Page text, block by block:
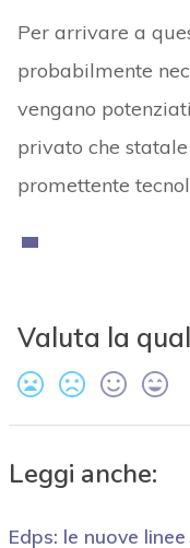
Per arrivare a
probabilmente
vengano
privato che
promettente
Valuta la
Leggi anche:
Edps: le nuove